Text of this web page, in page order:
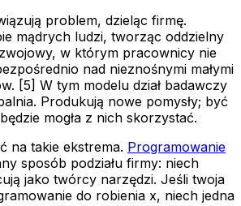
problem, dzieląc firmę.
mądrych ludzi, tworząc oddzielny
w którym pracownicy nie
nad nieznośnymi małymi
[5] W tym modelu dział badawczy
Produkują nowe pomysły; być
mogła z nich skorzystać.
na takie ekstrema. Programowanie
sposób podziału firmy: niech
jako twórcy narzędzi. Jeśli twoja
do robienia x, niech jedna